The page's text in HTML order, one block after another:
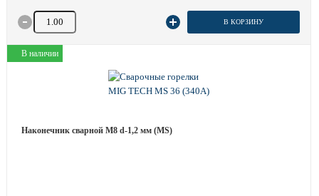
Количество товара В КОРЗИНУ
В наличии
Наконечник сварной М8 d-1,2 мм (MS)